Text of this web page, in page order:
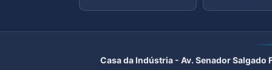
Casa da Indústria - Av. Senador